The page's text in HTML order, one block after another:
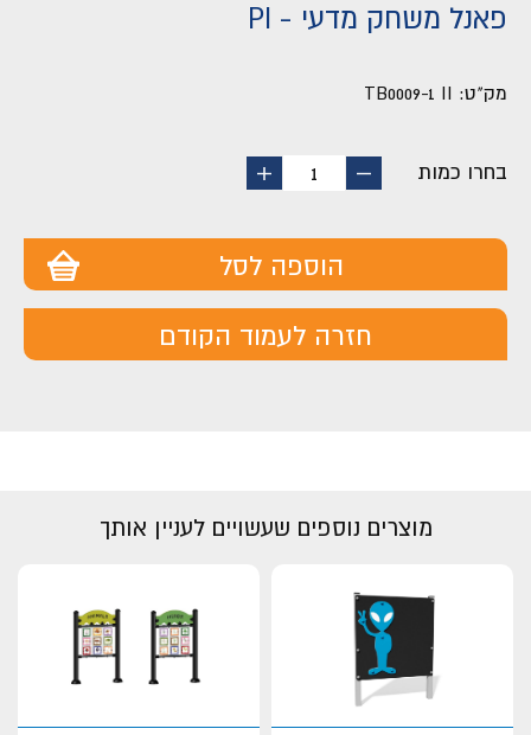
פאנל משחק מדעי - PI
מק"ט: TB0009-1 II
בחרו כמות
החסר
1
הוסף
הוספה לסל
חזרה לעמוד הקודם
מוצרים נוספים שעשויים לעניין אותך